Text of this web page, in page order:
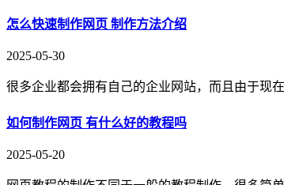
怎么快速制作网页 制作方法介绍
2025-05-30
很多企业都会拥有自己的企业网站，而且由于现
如何制作网页 有什么好的教程吗
2025-05-20